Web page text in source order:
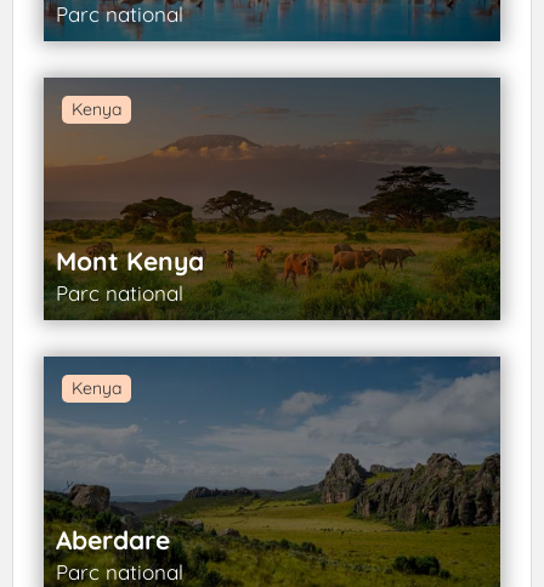
Parc national
Kenya
Mont Kenya
Parc national
Kenya
Aberdare
Parc national